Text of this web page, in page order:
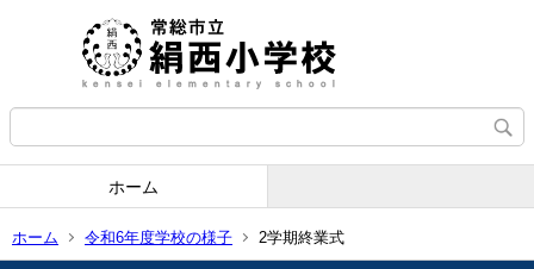
ホーム
ホーム 令和6年度学校の様子 2学期終業式